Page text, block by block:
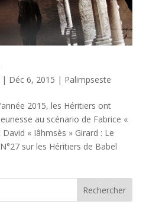
Déc 6, 2015 | Palimpseste
2015, les Héritiers ont
au scénario de Fabrice «
« Iâhmsès » Girard : Le
sur les Héritiers de Babel